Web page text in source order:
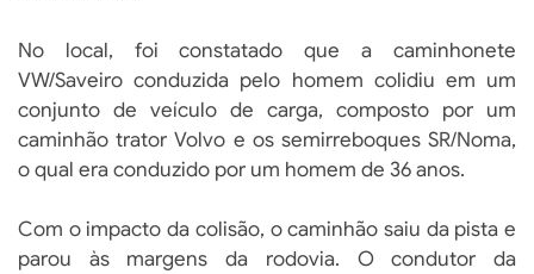
No local, foi constatado que a caminhonete
VW/Saveiro conduzida pelo homem colidiu em um
conjunto de veículo de carga, composto por um
caminhão trator Volvo e os semirreboques SR/Noma,
o qual era conduzido por um homem de 36 anos.
Com o impacto da colisão, o caminhão saiu da pista e
parou às margens da rodovia. O condutor da